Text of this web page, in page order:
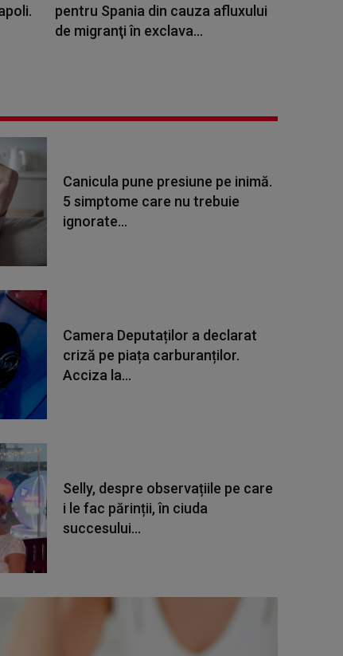
pentru Spania din cauza afluxului
de migranţi în exclava...
Canicula pune presiune pe inimă.
5 simptome care nu trebuie
ignorate...
Camera Deputaților a declarat
criză pe piața carburanților.
Acciza la...
Selly, despre observațiile pe care
i le fac părinții, în ciuda
succesului...